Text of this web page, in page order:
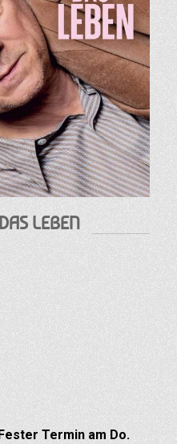
LEBEN
Termin am Do.